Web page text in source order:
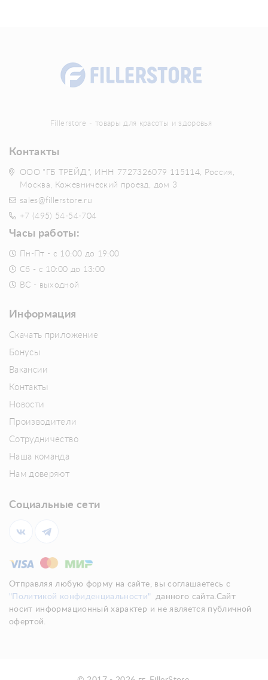
Fillerstore - товары для красоты и здоровья
Контакты
ООО "ГБ ТРЕЙД", ИНН 7727326079 115114, Россия,
Москва, Кожевнический проезд, дом 3
sales@fillerstore.ru
+7 (495) 54-54-704
Часы работы:
Пн-Пт - с 10:00 до 19:00
Сб - с 10:00 до 13:00
ВС - выходной
Информация
Скачать приложение
Бонусы
Вакансии
Контакты
Новости
Производители
Сотрудничество
Наша команда
Нам доверяют
Социальные сети
Отправляя любую форму на сайте, вы соглашаетесь с
"Политикой конфиденциальности"
данного сайта.Сайт
носит информационный характер и не является публичной
офертой.